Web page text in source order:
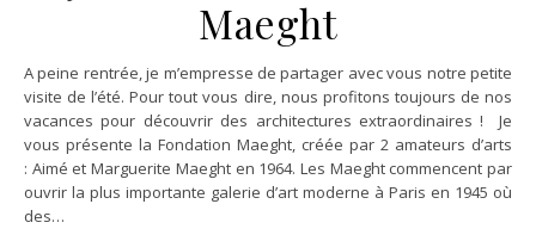
Maeght
A peine rentrée, je m’empresse de partager avec vous notre petite
visite de l’été. Pour tout vous dire, nous profitons toujours de nos
vacances pour découvrir des architectures extraordinaires ! Je
vous présente la Fondation Maeght, créée par 2 amateurs d’arts
: Aimé et Marguerite Maeght en 1964. Les Maeght commencent par
ouvrir la plus importante galerie d’art moderne à Paris en 1945 où
des…